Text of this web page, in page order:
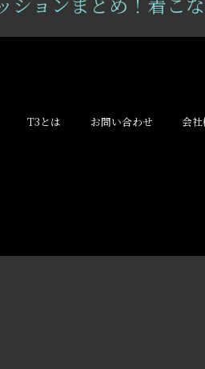
T3とは お問い合わせ 会